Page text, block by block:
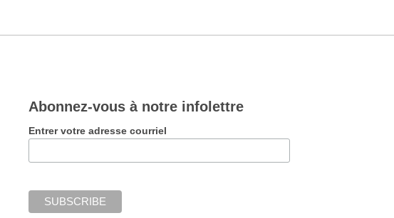
Abonnez-vous à notre infolettre
Entrer votre adresse courriel